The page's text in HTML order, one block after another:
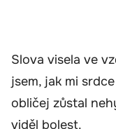
Slova visela ve
jsem, jak mi
obličej zůstal
viděl bolest.